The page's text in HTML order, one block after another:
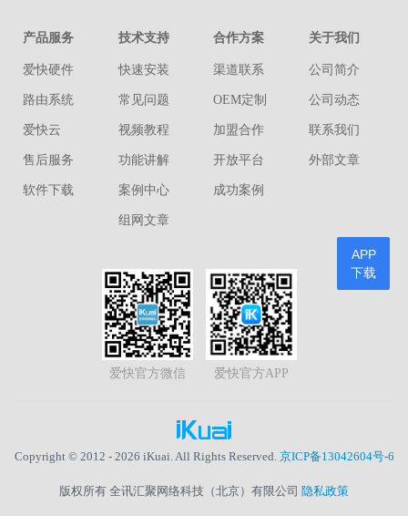
产品服务
爱快硬件
路由系统
爱快云
售后服务
软件下载
技术支持
快速安装
常见问题
视频教程
功能讲解
案例中心
组网文章
合作方案
渠道联系
OEM定制
加盟合作
开放平台
成功案例
关于我们
公司简介
公司动态
联系我们
外部文章
爱快官方微信 爱快官方APP
Copyright © 2012 - 2026 iKuai. All Rights Reserved. 京ICP备13042604号-6
版权所有 全讯汇聚网络科技（北京）有限公司 隐私政策
APP
下载